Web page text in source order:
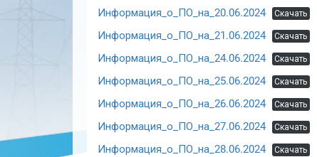
Информация_о_ПО_на_20.06.2024 Скачать
Информация_о_ПО_на_21.06.2024 Скачать
Информация_о_ПО_на_24.06.2024 Скачать
Информация_о_ПО_на_25.06.2024 Скачать
Информация_о_ПО_на_26.06.2024 Скачать
Информация_о_ПО_на_27.06.2024 Скачать
Информация_о_ПО_на_28.06.2024 Скачать